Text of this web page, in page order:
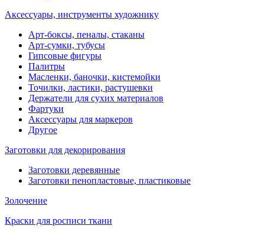
Аксессуары, инструменты художнику
Арт-боксы, пеналы, стаканы
Арт-сумки, тубусы
Гипсовые фигуры
Палитры
Масленки, баночки, кистемойки
Точилки, ластики, растушевки
Держатели для сухих материалов
Фартуки
Аксессуары для маркеров
Другое
Заготовки для декорирования
Заготовки деревянные
Заготовки пенопластовые, пластиковые
Золочение
Краски для росписи ткани